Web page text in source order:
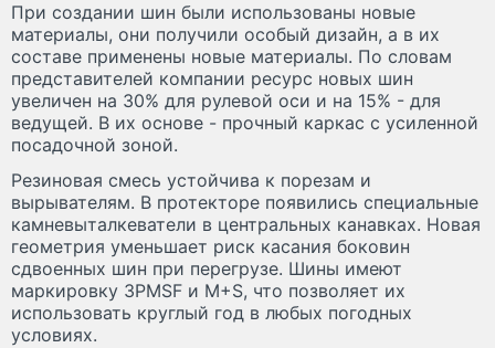
При создании шин были использованы новые
материалы, они получили особый дизайн, а в их
составе применены новые материалы. По словам
представителей компании ресурс новых шин
увеличен на 30% для рулевой оси и на 15% - для
ведущей. В их основе - прочный каркас с усиленной
посадочной зоной.
Резиновая смесь устойчива к порезам и
вырывателям. В протекторе появились специальные
камневыталкеватели в центральных канавках. Новая
геометрия уменьшает риск касания боковин
сдвоенных шин при перегрузе. Шины имеют
маркировку 3PMSF и M+S, что позволяет их
использовать круглый год в любых погодных
условиях.